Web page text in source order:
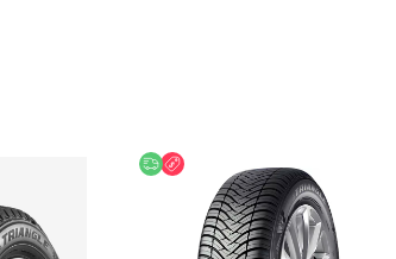
უფასო მიწოდება